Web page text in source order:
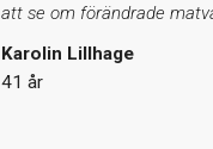
att se om förändrade
Karolin Lillhage
41 år